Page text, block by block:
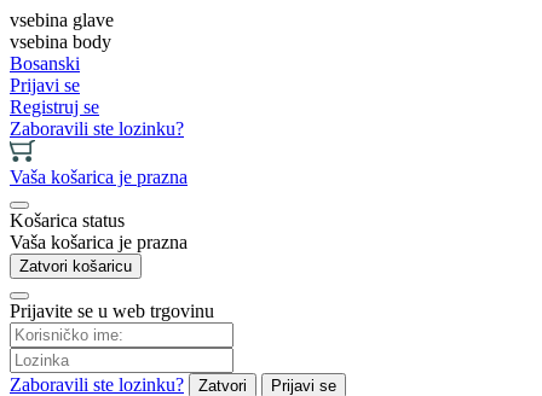
vsebina glave
vsebina body
Bosanski
Prijavi se
Registruj se
Zaboravili ste lozinku?
Vaša košarica je prazna
Košarica status
Vaša košarica je prazna
Zatvori košaricu
Prijavite se u web trgovinu
Zaboravili ste lozinku? Zatvori Prijavi se